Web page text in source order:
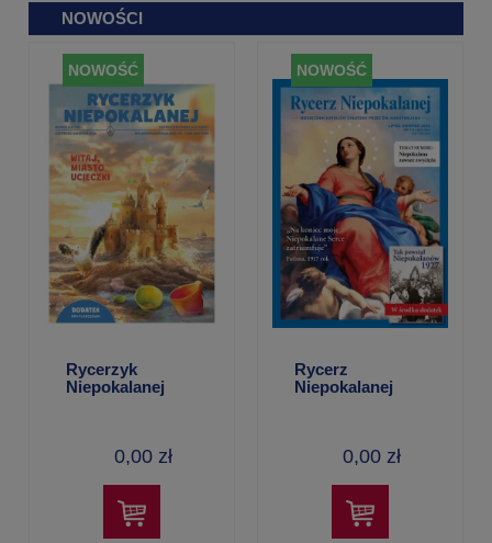
NOWOŚCI
Rycerzyk
Niepokalanej
0,00 zł
NOWOŚĆ
Rycerz
Niepokalanej
0,00 zł
NOWOŚĆ